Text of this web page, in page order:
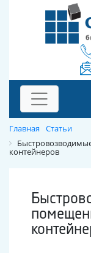
Главная
Статьи
контейнеров